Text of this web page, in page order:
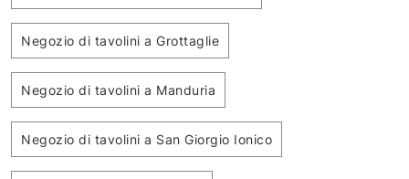
Negozio di tavolini a Grottaglie
Negozio di tavolini a Manduria
Negozio di tavolini a San Giorgio Ionico